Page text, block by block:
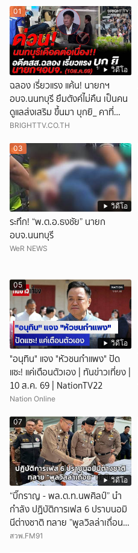
วิดีโอ
01
ฉลอง เรี่ยวแรง แค้น! นายกฯ
อบจ.นนทบุรี ยืมตังค์ไม่คืน เป็นคน
ดูแลส่งเสริม ขึ้นมา บุกยิ_ คาที่
ทำงาน (10ส.ค.69)
BRIGHTTV.CO.TH
วิดีโอ
03
ระทึก! “พ.ต.อ.ธงชัย” นายก
อบจ.นนทบุรี
WeR NEWS
วิดีโอ
05
"อนุทิน" แจง "หัวชนกำแพง" ปัด
แซะ! แค่เตือนตัวเอง | ทันข่าวเที่ยง |
10 ส.ค. 69 | NationTV22
Nation Online
วิดีโอ
07
“บิ๊กราญ - พล.ต.ท.นพศิลป์” นำ
กำลัง ปฏิบัติการเฟส 6 ปราบนอมิ
นีต่างชาติ ทลาย ”พูลวิลล่าเถื่อน“
หัวหิน
สวพ.FM91